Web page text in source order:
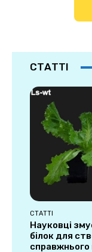
СТАТТІ
СТАТТІ
Науковці
білок для
справжнього